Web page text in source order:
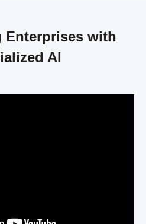
Enterprises with
AI